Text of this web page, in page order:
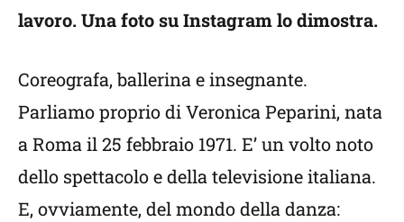
lavoro. Una foto su Instagram lo dimostra.
Coreografa, ballerina e insegnante.
Parliamo proprio di Veronica Peparini, nata
a Roma il 25 febbraio 1971. E’ un volto noto
dello spettacolo e della televisione italiana.
E, ovviamente, del mondo della danza: